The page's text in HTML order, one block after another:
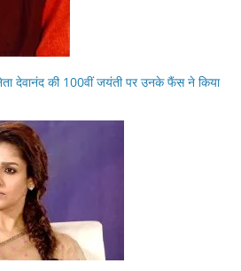
देवानंद की 100वीं जयंती पर उनके फैंस ने किया